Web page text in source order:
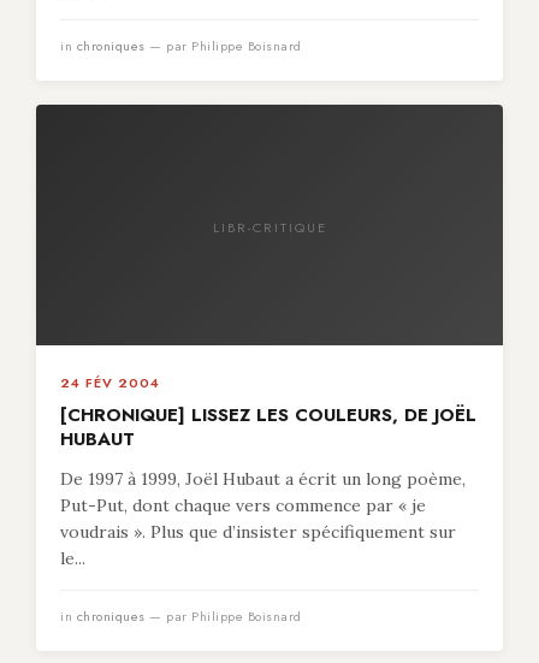
in chroniques — par Philippe Boisnard
LIBR-CRITIQUE
24 FÉV 2004
[CHRONIQUE] LISSEZ LES COULEURS, DE JOËL
HUBAUT
De 1997 à 1999, Joël Hubaut a écrit un long poème,
Put-Put, dont chaque vers commence par « je
voudrais ». Plus que d’insister spécifiquement sur
le...
in chroniques — par Philippe Boisnard